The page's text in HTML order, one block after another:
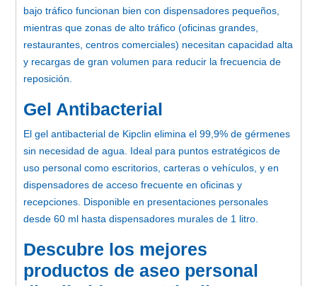
bajo tráfico funcionan bien con dispensadores pequeños,
mientras que zonas de alto tráfico (oficinas grandes,
restaurantes, centros comerciales) necesitan capacidad alta
y recargas de gran volumen para reducir la frecuencia de
reposición.
Gel Antibacterial
El gel antibacterial de Kipclin elimina el 99,9% de gérmenes
sin necesidad de agua. Ideal para puntos estratégicos de
uso personal como escritorios, carteras o vehículos, y en
dispensadores de acceso frecuente en oficinas y
recepciones. Disponible en presentaciones personales
desde 60 ml hasta dispensadores murales de 1 litro.
Descubre los mejores
productos de aseo personal